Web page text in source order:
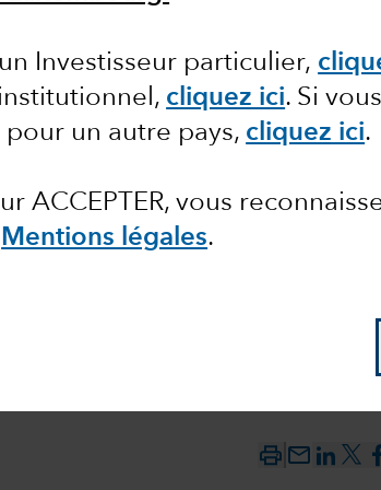
Investisseur particulier,
cliquez ici. Si
un autre pays, cliquez ici.
ACCEPTER, vous
Mentions légales.
mail_outline